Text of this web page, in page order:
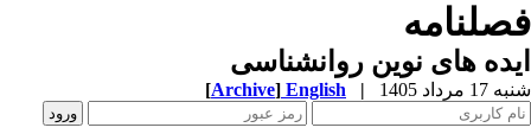
های نوین روانشناسی
مرداد 1405 |
English
[Archive]